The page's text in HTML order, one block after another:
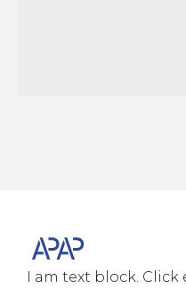
I am text block.